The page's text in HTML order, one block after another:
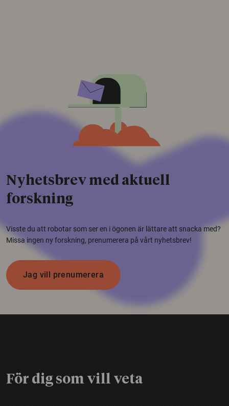
Nyhetsbrev med aktuell
forskning
Visste du att robotar som ser en i ögonen är lättare att snacka med?
Missa ingen ny forskning, prenumerera på vårt nyhetsbrev!
Jag vill prenumerera
För dig som vill veta